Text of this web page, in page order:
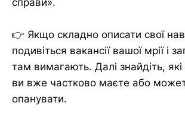
справи».
👉 Якщо складно описати свої
подивіться вакансії вашої мрії і
там вимагають. Далі знайдіть, які
ви вже частково маєте або
опанувати.